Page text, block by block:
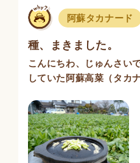
阿蘇タカナード
種、まきました。
こんにちわ、じゅんさい
していた阿蘇高菜（タカ